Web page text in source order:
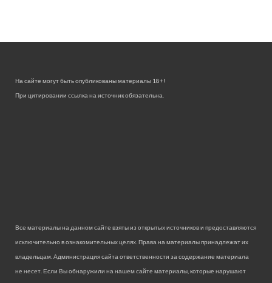
На сайте могут быть опубликованы материалы 18+!
При цитировании ссылка на источник обязательна.
Все материалы на данном сайте взяты из открытых источников и предоставляются
исключительно в ознакомительных целях. Права на материалы принадлежат их
владельцам. Администрация сайта ответственности за содержание материала
не несет. Если Вы обнаружили на нашем сайте материалы, которые нарушают